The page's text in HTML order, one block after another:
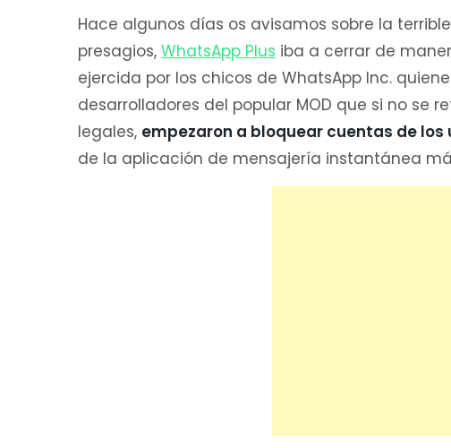
Hace algunos días os avisamos sobre la
presagios, WhatsApp Plus iba a cerrar de
ejercida por los chicos de WhatsApp Inc.
desarrolladores del popular MOD que si no se
legales, empezaron a bloquear cuentas de los
de la aplicación de mensajería instantánea